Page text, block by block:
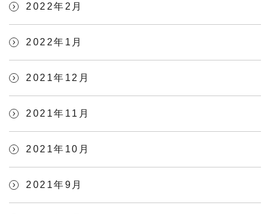
2022年2月
2022年1月
2021年12月
2021年11月
2021年10月
2021年9月